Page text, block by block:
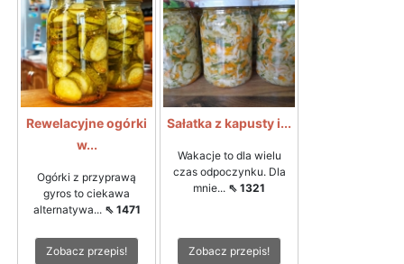
Rewelacyjne ogórki
w...
Ogórki z przyprawą
gyros to ciekawa
alternatywa... ⇖ 1471
Zobacz przepis!
Sałatka z kapusty i...
Wakacje to dla wielu
czas odpoczynku. Dla
mnie... ⇖ 1321
Zobacz przepis!